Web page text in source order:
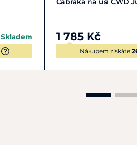
Skladem
Čabraka na uši CWD
1 785 Kč
Nákupem získáte